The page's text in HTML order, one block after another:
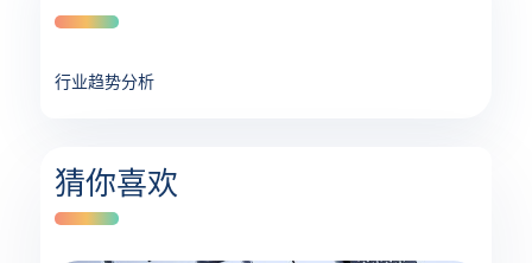
行业趋势分析
猜你喜欢